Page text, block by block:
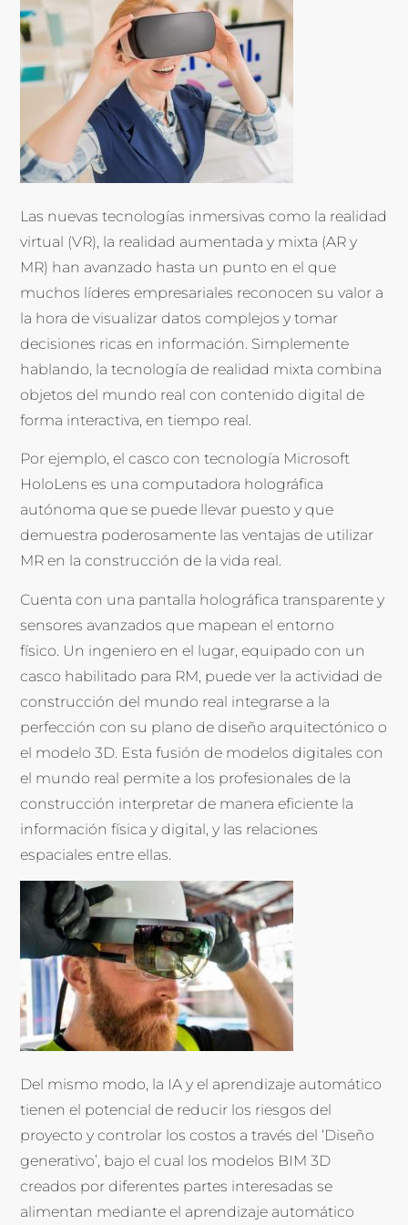
Las nuevas tecnologías inmersivas como la realidad
virtual (VR), la realidad aumentada y mixta (AR y
MR) han avanzado hasta un punto en el que
muchos líderes empresariales reconocen su valor a
la hora de visualizar datos complejos y tomar
decisiones ricas en información. Simplemente
hablando, la tecnología de realidad mixta combina
objetos del mundo real con contenido digital de
forma interactiva, en tiempo real.
Por ejemplo, el casco con tecnología Microsoft
HoloLens es una computadora holográfica
autónoma que se puede llevar puesto y que
demuestra poderosamente las ventajas de utilizar
MR en la construcción de la vida real.
Cuenta con una pantalla holográfica transparente y
sensores avanzados que mapean el entorno
físico. Un ingeniero en el lugar, equipado con un
casco habilitado para RM, puede ver la actividad de
construcción del mundo real integrarse a la
perfección con su plano de diseño arquitectónico o
el modelo 3D. Esta fusión de modelos digitales con
el mundo real permite a los profesionales de la
construcción interpretar de manera eficiente la
información física y digital, y las relaciones
espaciales entre ellas.
Del mismo modo, la IA y el aprendizaje automático
tienen el potencial de reducir los riesgos del
proyecto y controlar los costos a través del ‘Diseño
generativo’, bajo el cual los modelos BIM 3D
creados por diferentes partes interesadas se
alimentan mediante el aprendizaje automático